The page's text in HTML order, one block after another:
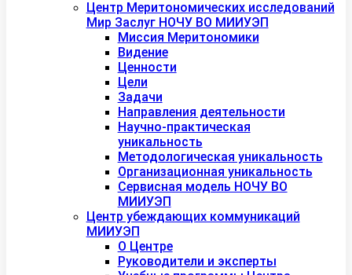
Центр Меритономических исследований
Мир Заслуг НОЧУ ВО МИИУЭП
Миссия Меритономики
Видение
Ценности
Цели
Задачи
Направления деятельности
Научно-практическая
уникальность
Методологическая уникальность
Организационная уникальность
Сервисная модель НОЧУ ВО
МИИУЭП
Центр убеждающих коммуникаций
МИИУЭП
О Центре
Руководители и эксперты